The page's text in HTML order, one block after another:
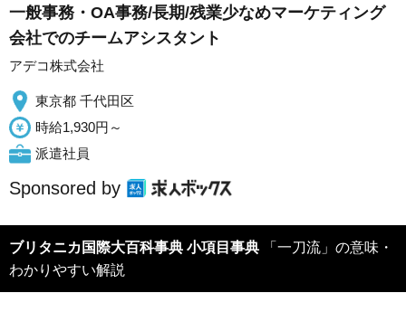
一般事務・OA事務/長期/残業少なめマーケティング
会社でのチームアシスタント
アデコ株式会社
東京都 千代田区
時給1,930円～
派遣社員
Sponsored by
ブリタニカ国際大百科事典 小項目事典 「一刀流」の意味・
わかりやすい解説